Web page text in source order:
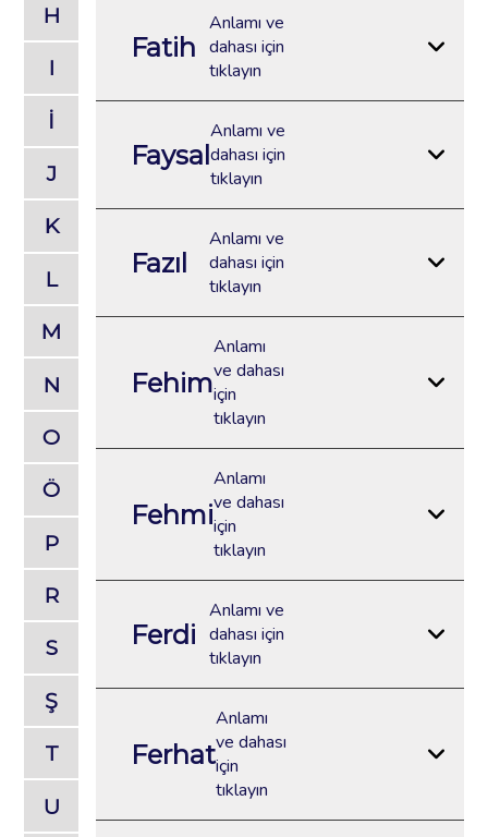
H
I
İ
J
K
L
M
N
O
Ö
P
R
S
Ş
T
U
Fatih
Anlamı ve
dahası için
tıklayın
Faysal
Anlamı ve
dahası için
tıklayın
Fazıl
Anlamı ve
dahası için
tıklayın
Fehim
Anlamı
ve dahası
için
tıklayın
Fehmi
Anlamı
ve dahası
için
tıklayın
Ferdi
Anlamı ve
dahası için
tıklayın
Ferhat
Anlamı
ve dahası
için
tıklayın